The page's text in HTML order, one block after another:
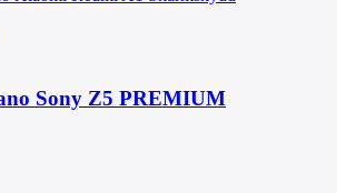
Sony Z5 PREMIUM